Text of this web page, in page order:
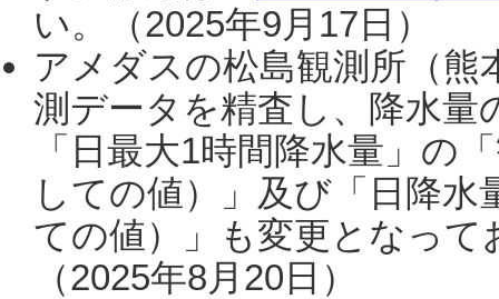
い。（2025年9月17日）
アメダスの松島観測所（熊
測データを精査し、降水
「日最大1時間降水量」の
しての値）」及び「日降
ての値）」も変更となっ
（2025年8月20日）